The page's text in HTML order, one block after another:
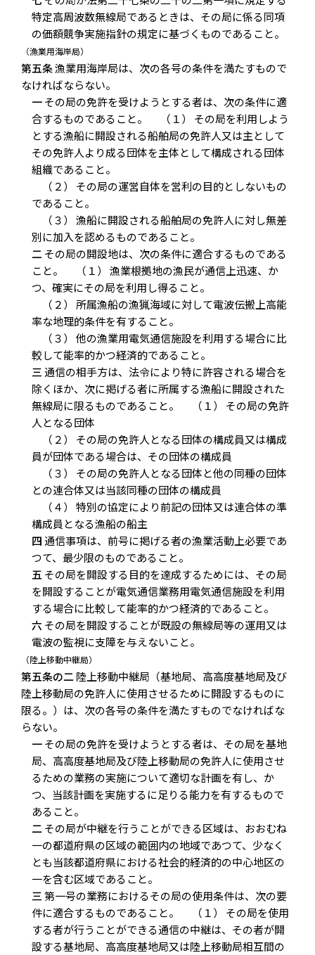
特定高周波数無線局であるときは、その局に係る同項
の価額競争実施指針の規定に基づくものであること。
（漁業用海岸局）
第五条漁業用海岸局は、次の各号の条件を満たすもので
なければならない。
一その局の免許を受けようとする者は、次の条件に適
合するものであること。 （１） その局を利用しよう
とする漁船に開設される船舶局の免許人又は主として
その免許人より成る団体を主体として構成される団体
組織であること。
（２） その局の運営自体を営利の目的としないもの
であること。
（３） 漁船に開設される船舶局の免許人に対し無差
別に加入を認めるものであること。
二その局の開設地は、次の条件に適合するものである
こと。 （１） 漁業根拠地の漁民が通信上迅速、か
つ、確実にその局を利用し得ること。
（２） 所属漁船の漁猟海域に対して電波伝搬上高能
率な地理的条件を有すること。
（３） 他の漁業用電気通信施設を利用する場合に比
較して能率的かつ経済的であること。
三通信の相手方は、法令により特に許容される場合を
除くほか、次に掲げる者に所属する漁船に開設された
無線局に限るものであること。 （１） その局の免許
人となる団体
（２） その局の免許人となる団体の構成員又は構成
員が団体である場合は、その団体の構成員
（３） その局の免許人となる団体と他の同種の団体
との連合体又は当該同種の団体の構成員
（４） 特別の協定により前記の団体又は連合体の準
構成員となる漁船の船主
四通信事項は、前号に掲げる者の漁業活動上必要であ
つて、最少限のものであること。
五 その局を開設する目的を達成するためには、その局
を開設することが電気通信業務用電気通信施設を利用
する場合に比較して能率的かつ経済的であること。
六 その局を開設することが既設の無線局等の運用又は
電波の監視に支障を与えないこと。
（陸上移動中継局）
第五条の二陸上移動中継局（基地局、高高度基地局及び
陸上移動局の免許人に使用させるために開設するものに
限る。）は、次の各号の条件を満たすものでなければな
らない。
一その局の免許を受けようとする者は、その局を基地
局、高高度基地局及び陸上移動局の免許人に使用させ
るための業務の実施について適切な計画を有し、か
つ、当該計画を実施するに足りる能力を有するもので
あること。
二その局が中継を行うことができる区域は、おおむね
一の都道府県の区域の範囲内の地域であつて、少なく
とも当該都道府県における社会的経済的の中心地区の
一を含む区域であること。
三第一号の業務におけるその局の使用条件は、次の要
件に適合するものであること。 （１） その局を使用
する者が行うことができる通信の中継は、その者が開
設する基地局、高高度基地局又は陸上移動局相互間の